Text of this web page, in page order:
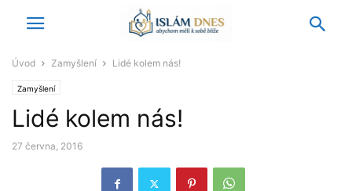
Úvod Zamyšlení Lidé kolem nás!
Zamyšlení
Lidé kolem nás!
27 června, 2016